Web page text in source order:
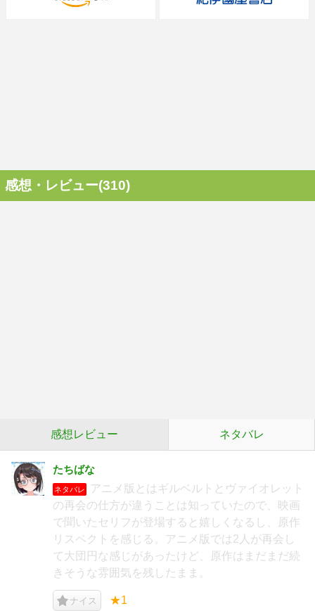
感想・レビュー(310)
感想レビュー ネタバレ
たちばな
ネタバレ
アニメ版とはギルベルトとヴァイオレット
の再会の仕方が違うことは知っていたので、映画
で聞いたセリフが登場すると嬉しくなるし、原作
リスペクトを感じる。アニメ版では2人が再会し
て大団円な感じがあったけど、原作はまだまだ続
きそうな雰囲気を残したまま。
ナイス ★1